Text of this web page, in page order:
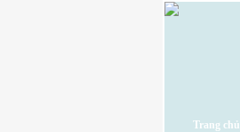
Trang chủ